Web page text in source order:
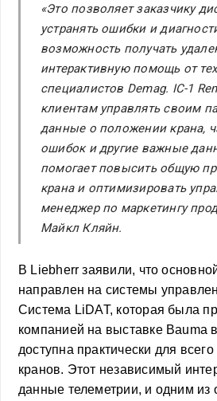
«Это позволяет заказчику
устранять ошибки и
возможность получать
интерактивную помощь от
специалистов Demag. IC-1
клиентам управлять своим
данные о положении крана,
ошибок и другие важные
помогает повысить общую
крана и оптимизировать
менеджер по маркетингу
Майкл Кляйн.
В Liebherr заявили, что
направлен на системы
Система LiDAT, которая была
компанией на выставке Bauma
доступна практически для
кранов. Этот независимый
данные телеметрии, и одним из